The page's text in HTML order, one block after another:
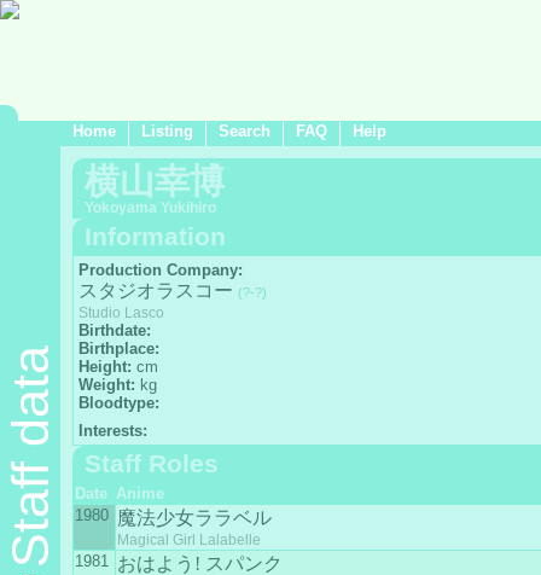
Home Listing Search FAQ Help
Staff data
横山幸博
Yokoyama Yukihiro
Information
Production Company:
スタジオラスコー (?-?)
Studio Lasco
Birthdate:
Birthplace:
Height: cm
Weight: kg
Bloodtype:
Interests:
Staff Roles
Date Anime
1980
魔法少女ララベル
Magical Girl Lalabelle
1981 おはよう! スパンク